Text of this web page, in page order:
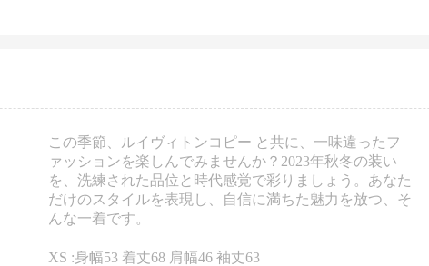
この季節、ルイヴィトンコピー と共に、一味違ったフ
ァッションを楽しんでみませんか？2023年秋冬の装い
を、洗練された品位と時代感覚で彩りましょう。あなた
だけのスタイルを表現し、自信に満ちた魅力を放つ、そ
んな一着です。
XS :身幅53 着丈68 肩幅46 袖丈63